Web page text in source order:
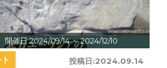
開催日:2024/09/14～ 2024/12/10
投稿日:2024.09.14